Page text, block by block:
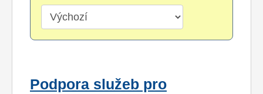
Podpora služeb pro